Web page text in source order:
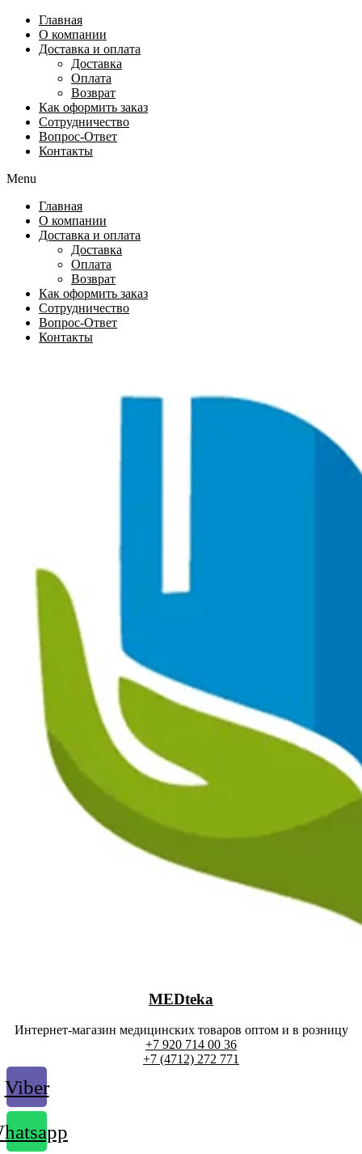
Перейти
содержимому
Главная
О компании
Доставка и оплата
Доставка
Оплата
Возврат
Как оформить заказ
Сотрудничество
Вопрос-Ответ
Контакты
Menu
Главная
О компании
Доставка и оплата
Доставка
Оплата
Возврат
Как оформить заказ
Сотрудничество
Вопрос-Ответ
Контакты
MEDteka
Интернет-магазин медицинских товаров оптом и в розницу
+7 920 714 00 36
+7 (4712) 272 771
Viber